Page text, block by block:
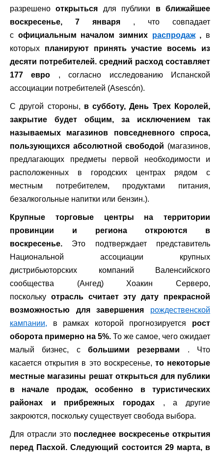
разрешенооткрыться для публики в ближайшее
воскресенье, 7 января , что совпадает
с официальным началом зимних распродаж, в
которых планируют принять участие восемь из
десяти потребителей. средний расход составляет
177 евро , согласно исследованию Испанской
ассоциации потребителей (Asescón).
С другой стороны, в субботу, День Трех Королей,
закрытие будет общим, за исключением так
называемых магазинов повседневного спроса,
пользующихся абсолютной свободой (магазинов,
предлагающих предметы первой необходимости и
расположенных в городских центрах рядом с
местным потребителем, продуктами питания,
безалкогольные напитки или бензин.).
Крупные торговые центры на территории
провинции и региона откроются в
воскресенье. Это подтверждает представитель
Национальной ассоциации крупных
дистрибьюторских компаний Валенсийского
сообщества (Ангед) Хоакин Серверо,
поскольку отрасль считает эту дату прекрасной
возможностью для завершения рождественской
кампании, в рамках которой прогнозируется рост
оборота примерно на 5%. То же самое, чего ожидает
малый бизнес, с большими резервами . Что
касается открытия в это воскресенье, то некоторые
местные магазины решат открыться для публики
в начале продаж, особенно в туристических
районах и прибрежных городах , а другие
закроются, поскольку существует свобода выбора.
Для отрасли это последнее воскресенье открытия
перед Пасхой. Следующий состоится 29 марта, в